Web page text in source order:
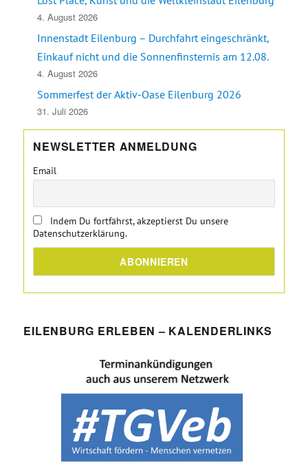
4. August 2026
Innenstadt Eilenburg – Durchfahrt eingeschränkt,
Einkauf nicht und die Sonnenfinsternis am 12.08.
4. August 2026
Sommerfest der Aktiv-Oase Eilenburg 2026
31. Juli 2026
NEWSLETTER ANMELDUNG
Email
Indem Du fortfährst, akzeptierst Du unsere
Datenschutzerklärung.
EILENBURG ERLEBEN – KALENDERLINKS